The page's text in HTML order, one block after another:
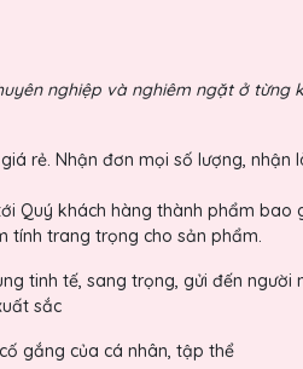
nghiệp và nghiêm ngặt ở từng
rẻ. Nhận đơn mọi số lượng, nhận
Quý khách hàng thành phẩm
tính trang trọng cho sản phẩm.
tinh tế, sang trọng, gửi đến người
sắc
gắng của cá nhân, tập thể